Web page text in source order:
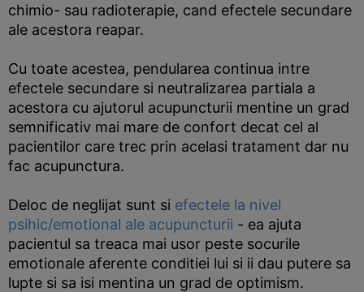
chimio- sau radioterapie, cand efectele secundare
ale acestora reapar.
Cu toate acestea, pendularea continua intre
efectele secundare si neutralizarea partiala a
acestora cu ajutorul acupuncturii mentine un grad
semnificativ mai mare de confort decat cel al
pacientilor care trec prin acelasi tratament dar nu
fac acupunctura.
Deloc de neglijat sunt si efectele la nivel
psihic/emotional ale acupuncturii - ea ajuta
pacientul sa treaca mai usor peste socurile
emotionale aferente conditiei lui si ii dau putere sa
lupte si sa isi mentina un grad de optimism.